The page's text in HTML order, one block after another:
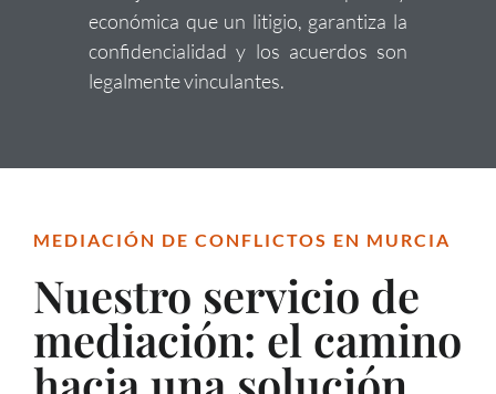
económica que un litigio, garantiza la
confidencialidad y los acuerdos son
legalmente vinculantes.
MEDIACIÓN DE CONFLICTOS EN MURCIA
Nuestro servicio de
mediación: el camino